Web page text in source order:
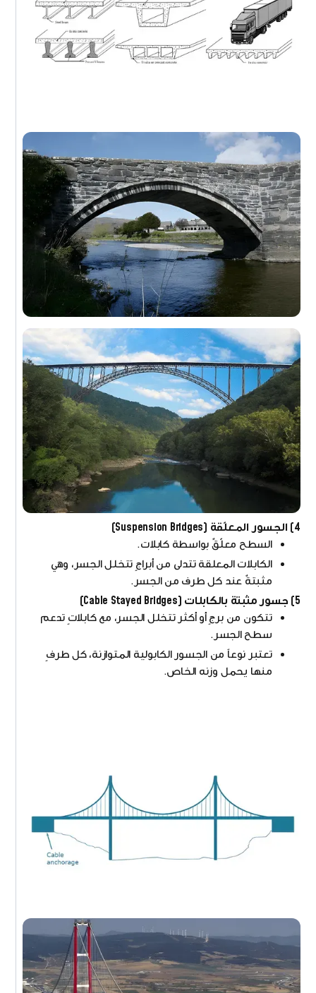
4) الجسور المعلّقة (Suspension Bridges)
السطح معلّقٌ بواسطة كابلات.
الكابلات المعلقة تتدلى من أبراجٍ تتخلل الجسر، وهي
مثبتةٌ عند كل طرف من الجسر.
5) جسور مثبتة بالكابلات (Cable Stayed Bridges)
تتكون من برجٍ أو أكثر تتخلل الجسر، مع كابلاتٍ تدعم
سطح الجسر.
تعتبر نوعاً من الجسور الكابولية المتوازنة، كل طرفٍ
منها يحمل وزنه الخاص.